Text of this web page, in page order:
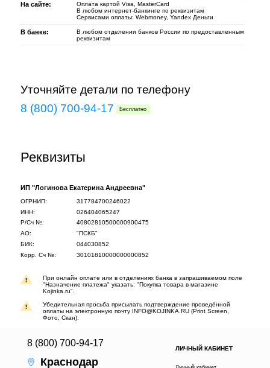
На сайте:
Оплата картой Visa, MasterCard
В любом интернет-банкинге по реквизитам
Сервисами оплаты: Webmoney, Yandex Деньги
В банке:
В любом отделении банков России по предоставленным
реквизитам
Уточняйте детали по телефону
8 (800) 700-94-17
Бесплатно
Реквизиты
ИП "Логинова Екатерина Андреевна"
ОГРНИП:
317784700246022
ИНН:
026404065247
Р/Сч №:
40802810500000900475
АО:
"ПСКБ"
БИК:
044030852
Корр. Сч №:
30101810000000000852
При онлайн оплате или в отделениях банка в запрашиваемом поле
"Назначение платежа" указать: "Покупка товара в магазине
Kojinka.ru".
Убедительная просьба присылать подтверждение проведённой
оплаты на электронную почту INFO@KOJINKA.RU (Print Screen,
Фото, Скан).
8 (800) 700-94-17
Краснодар
ЛИЧНЫЙ КАБИНЕТ